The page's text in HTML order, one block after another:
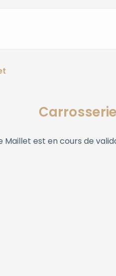
Mailletest en cours de